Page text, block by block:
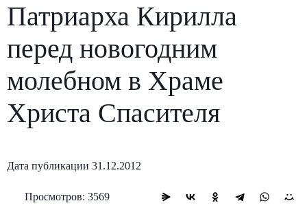
Патриарха Кирилла
перед новогодним
молебном в Храме
Христа Спасителя
Дата публикации 31.12.2012
Просмотров: 3569